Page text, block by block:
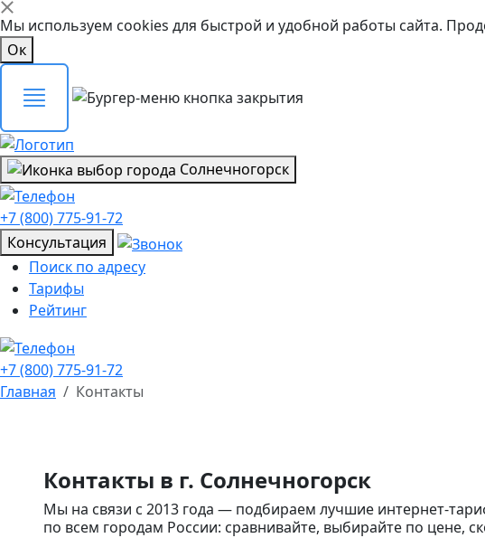
Мы используем cookies для быстрой и удобной работы сайта.
Ок
Солнечногорск
+7 (800) 775-91-72
Консультация
Поиск по адресу
Тарифы
Рейтинг
+7 (800) 775-91-72
Главная
Контакты
Контакты в г. Солнечногорск
Мы на связи с 2013 года — подбираем лучшие интернет-
по всем городам России: сравнивайте, выбирайте по цене,